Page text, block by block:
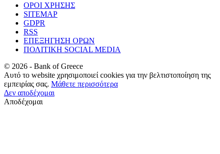
ΟΡΟΙ ΧΡΗΣΗΣ
SITEMAP
GDPR
RSS
ΕΠΕΞΗΓΗΣΗ ΟΡΩΝ
ΠΟΛΙΤΙΚΗ SOCIAL MEDIA
© 2026 - Bank of Greece
Αυτό το website χρησιμοποιεί cookies για την βελτιστοποίηση της
εμπειρίας σας. Μάθετε περισσότερα
Δεν αποδέχομαι
Αποδέχομαι